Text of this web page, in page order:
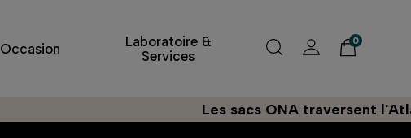
Occasion
Laboratoire &
Services
0
Les sacs ONA traversent